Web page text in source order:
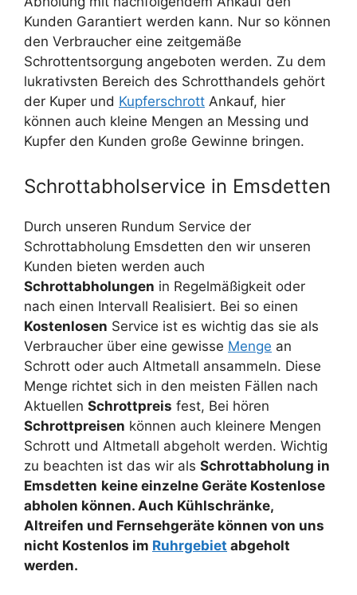
Kunden Garantiert werden kann. Nur so können
den Verbraucher eine zeitgemäße
Schrottentsorgung angeboten werden. Zu dem
lukrativsten Bereich des Schrotthandels gehört
der Kuper und Kupferschrott Ankauf, hier
können auch kleine Mengen an Messing und
Kupfer den Kunden große Gewinne bringen.
Schrottabholservice in Emsdetten
Durch unseren Rundum Service der
Schrottabholung Emsdetten den wir unseren
Kunden bieten werden auch
Schrottabholungen in Regelmäßigkeit oder
nach einen Intervall Realisiert. Bei so einen
Kostenlosen Service ist es wichtig das sie als
Verbraucher über eine gewisse Menge an
Schrott oder auch Altmetall ansammeln. Diese
Menge richtet sich in den meisten Fällen nach
Aktuellen Schrottpreis fest, Bei hören
Schrottpreisen können auch kleinere Mengen
Schrott und Altmetall abgeholt werden. Wichtig
zu beachten ist das wir als Schrottabholung in
Emsdetten keine einzelne Geräte Kostenlose
abholen können. Auch Kühlschränke,
Altreifen und Fernsehgeräte können von uns
nicht Kostenlos im Ruhrgebiet abgeholt
werden.